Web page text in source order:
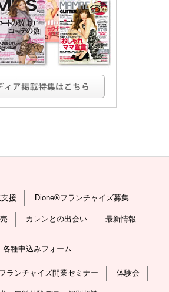
援 Dione®フランチャイズ募集
カレンとの出会い 最新情報
各種申込みフォーム
フランチャイズ開業セミナー 体験会